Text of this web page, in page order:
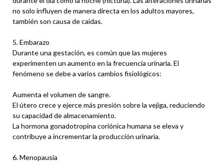
no solo influyen de manera directa en los adultos mayores,
también son causa de caídas.
5. Embarazo
Durante una gestación, es común que las mujeres
experimenten un aumento en la frecuencia urinaria. El
fenómeno se debe a varios cambios fisiológicos:
Aumenta el volumen de sangre.
El útero crece y ejerce más presión sobre la vejiga, reduciendo
su capacidad de almacenamiento.
La hormona gonadotropina coriónica humana se eleva y
contribuye a incrementar la producción urinaria.
6. Menopausia